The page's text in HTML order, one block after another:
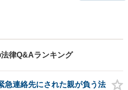
律Q&Aランキング
急連絡先にされた親が負う法